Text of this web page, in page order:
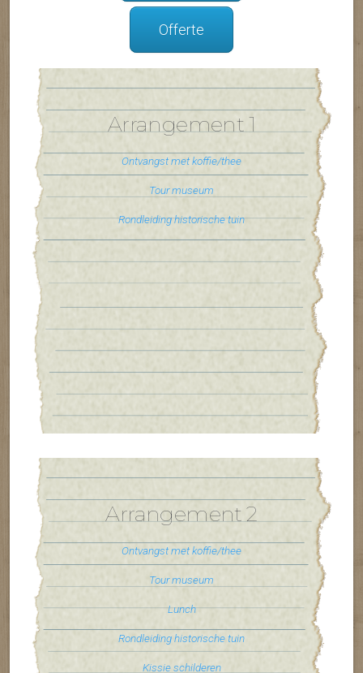
Offerte
Arrangement 1
Ontvangst met koffie/thee
Tour museum
Rondleiding historische tuin
Arrangement 2
Ontvangst met koffie/thee
Tour museum
Lunch
Rondleiding historische tuin
Kissie schilderen